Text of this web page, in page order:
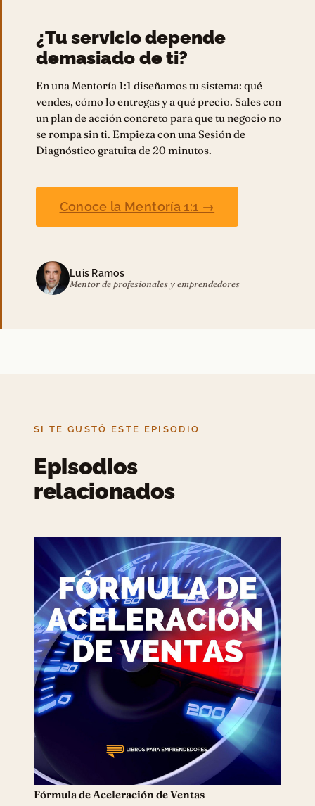
¿Tu servicio depende
demasiado de ti?
En una Mentoría 1:1 diseñamos tu sistema: qué
vendes, cómo lo entregas y a qué precio. Sales con
un plan de acción concreto para que tu negocio no
se rompa sin ti. Empieza con una Sesión de
Diagnóstico gratuita de 20 minutos.
Conoce la Mentoría 1:1 →
Luis Ramos
Mentor de profesionales y emprendedores
SI TE GUSTÓ ESTE EPISODIO
Episodios
relacionados
Fórmula de Aceleración de Ventas